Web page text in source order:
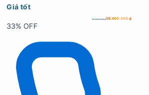
Giá tốt
15.500.000₫10.460.000 ₫
33% OFF